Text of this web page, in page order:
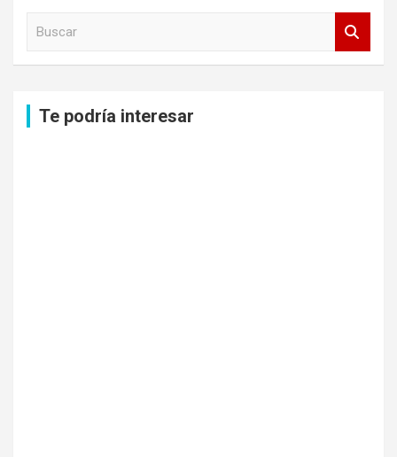
Te podría interesar